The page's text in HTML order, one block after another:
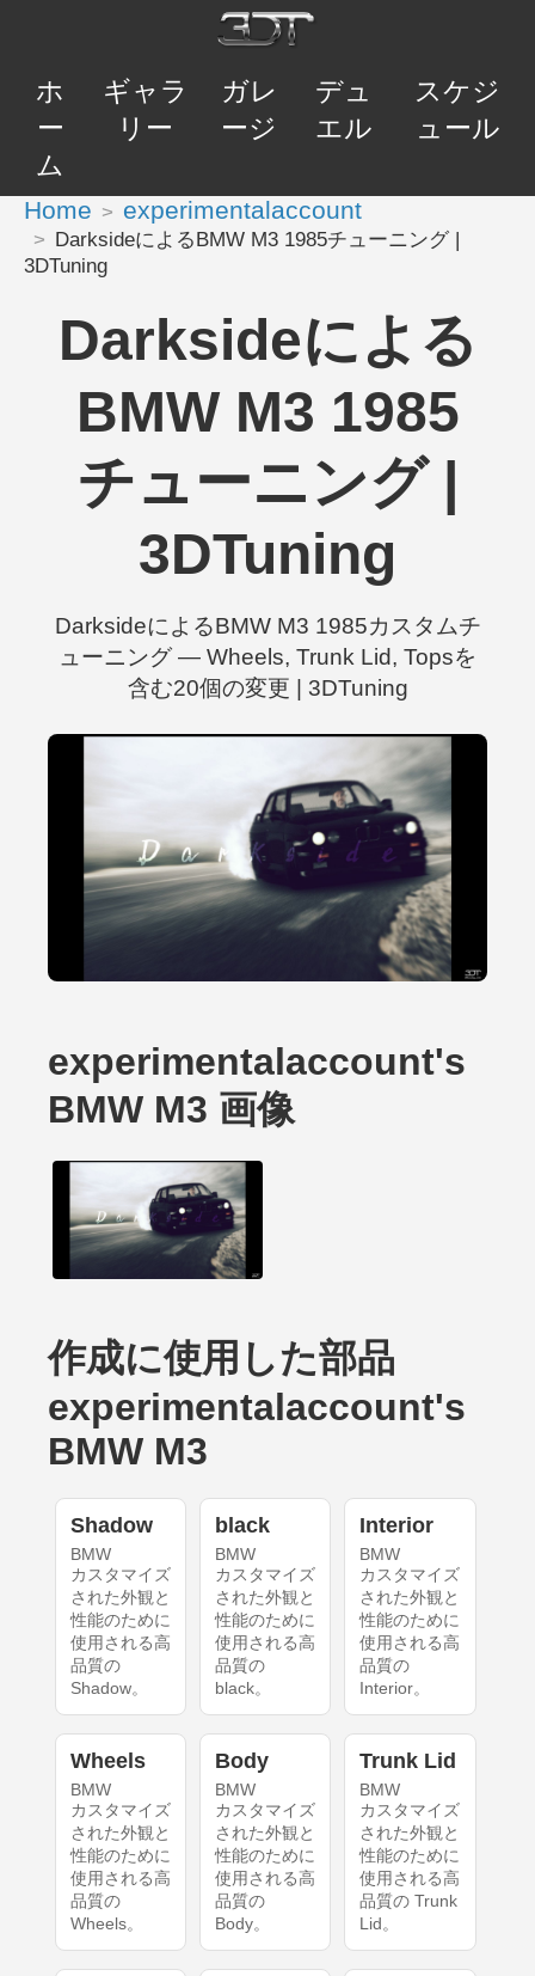
ホ
ー
ム
ギャラ
リー
ガレ
ージ
デュ
エル
スケジ
ュール
Home experimentalaccount
DarksideによるBMW M3 1985チューニング |
3DTuning
Darksideによる
BMW M3 1985
チューニング |
3DTuning
DarksideによるBMW M3 1985カスタムチ
ューニング — Wheels, Trunk Lid, Topsを
含む20個の変更 | 3DTuning
experimentalaccount's
BMW M3 画像
作成に使用した部品
experimentalaccount's
BMW M3
Shadow
BMW
カスタマイズ
された外観と
性能のために
使用される高
品質の
Shadow。
black
BMW
カスタマイズ
された外観と
性能のために
使用される高
品質の
black。
Interior
BMW
カスタマイズ
された外観と
性能のために
使用される高
品質の
Interior。
Wheels
BMW
カスタマイズ
された外観と
性能のために
使用される高
品質の
Wheels。
Body
BMW
カスタマイズ
された外観と
性能のために
使用される高
品質の
Body。
Trunk Lid
BMW
カスタマイズ
された外観と
性能のために
使用される高
品質の Trunk
Lid。